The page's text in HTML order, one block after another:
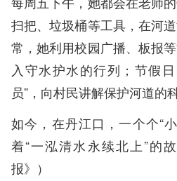
扫把、垃圾桶等工具，在河
常，她利用校园广播、板报
入守水护水的行列；节假
员”，向村民讲解保护河道的
如今，在丹江口，一个个“
着“一泓清水永续北上”的
报》）